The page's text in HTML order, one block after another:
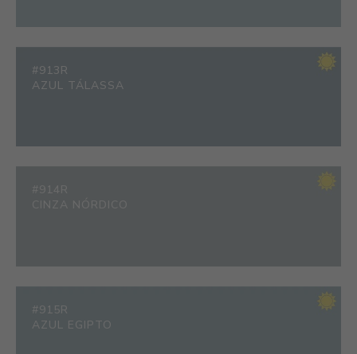
#913R
AZUL TÁLASSA
#914R
CINZA NÓRDICO
#915R
AZUL EGIPTO